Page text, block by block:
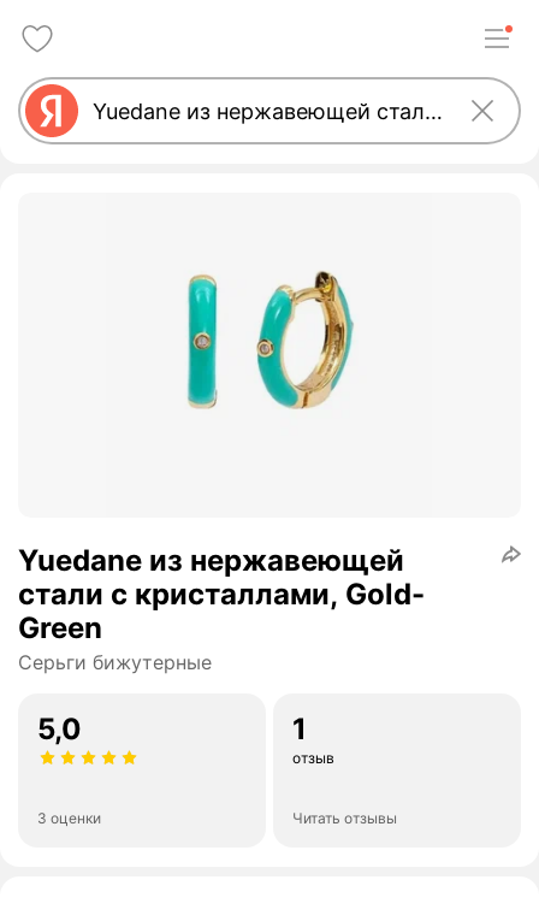
Yuedane из нержавеющей
стали с кристаллами, Gold-
Green
Серьги бижутерные
5,0
3 оценки
1
отзыв
Читать отзывы